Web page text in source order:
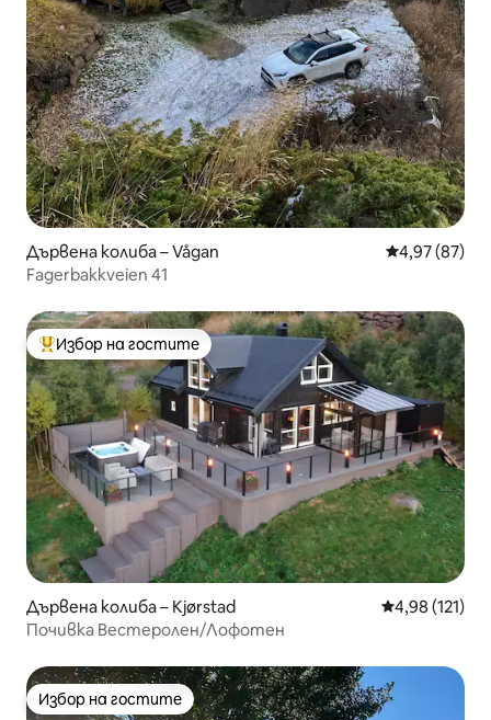
Дървена колиба – Vågan Средна
4,97 (87)
Fagerbakkveien 41
Най-популярен избор на гостите
Избор на гостите
Дървена колиба – Kjørstad Средна
4,98 (121)
Почивка Вестеролен/Лофотен
Избор на гостите
Избор на гостите